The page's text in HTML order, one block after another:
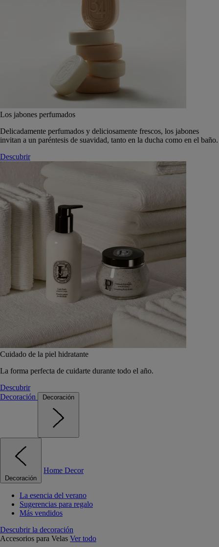
Los jabones perfumados
Delicadamente perfumados y deliciosamente frescos, los jabones
invitan a un paréntesis de suavidad, tanto en la ducha como en el baño.
Descubrir
Cuidado de la piel hidratante
La forma perfecta de cuidarte durante todo el año.
Descubrir
Decoración
Decoración
Decoración
Home Decor
La esencia del verano
Sugerencias para regalo
Más vendidos
Descubrir la decoración
Accesorios para Velas Ver todo